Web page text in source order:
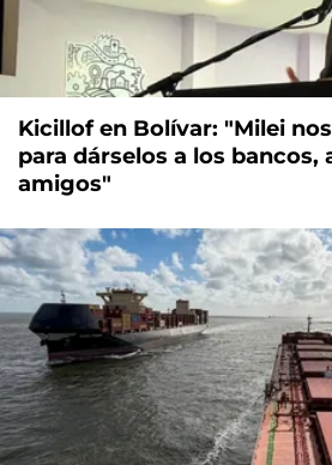
Kicillof en Bolívar: "Milei
para dárselos a los bancos,
amigos"